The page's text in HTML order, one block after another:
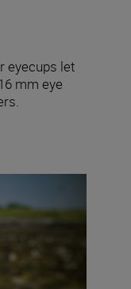
eyecups let
mm eye